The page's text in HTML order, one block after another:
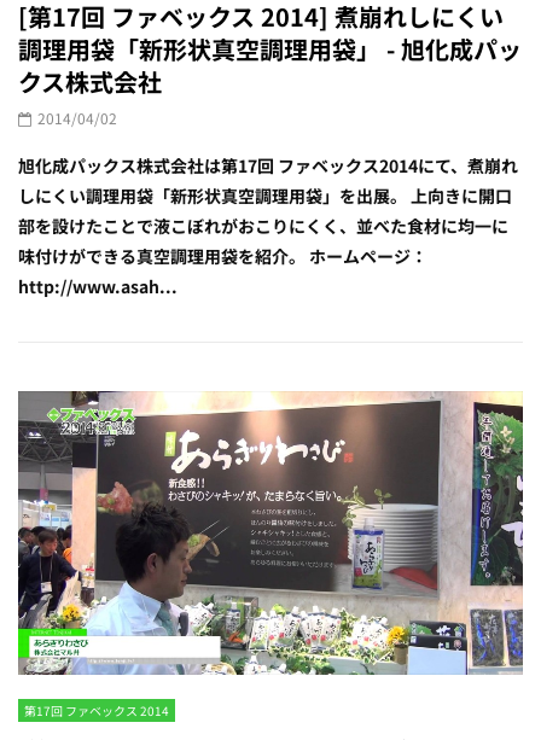
[第17回 ファベックス 2014] 煮崩れしにくい
調理用袋「新形状真空調理用袋」 - 旭化成パッ
クス株式会社
2014/04/02
旭化成パックス株式会社は第17回 ファベックス2014にて、煮崩れ
しにくい調理用袋「新形状真空調理用袋」を出展。 上向きに開口
部を設けたことで液こぼれがおこりにくく、並べた食材に均一に
味付けができる真空調理用袋を紹介。 ホームページ：
http://www.asah...
第17回 ファベックス 2014